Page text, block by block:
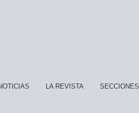
LA REVISTA SECCIONES